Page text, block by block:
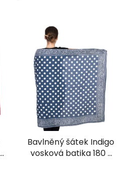
Bavlněný šátek Indigo
vosková batika 180 x